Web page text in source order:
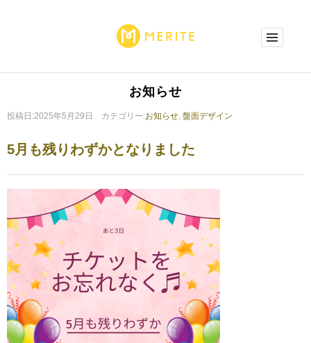
お知らせ
投稿日:2025年5月29日 カテゴリー:お知らせ, 盤面デザイン
5月も残りわずかとなりました